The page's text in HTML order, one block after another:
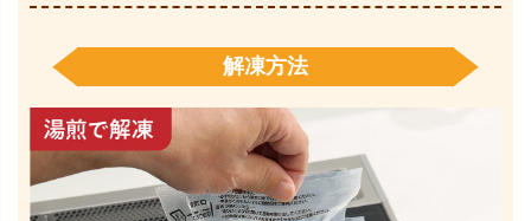
解凍方法